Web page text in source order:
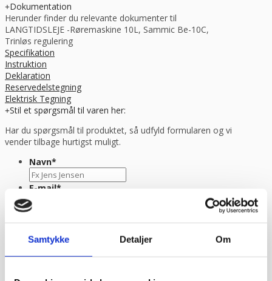
Samtykke Detaljer Om
Dokumentation
Herunder finder du relevante dokumenter til
LANGTIDSLEJE -Røremaskine 10L, Sammic Be-10C,
Trinløs regulering
Specifikation
Instruktion
Deklaration
Reservedelstegning
Elektrisk Tegning
Stil et spørgsmål til varen her:
Har du spørgsmål til produktet, så udfyld formularen og vi
vender tilbage hurtigst muligt.
Navn*
E-mail*
Besked